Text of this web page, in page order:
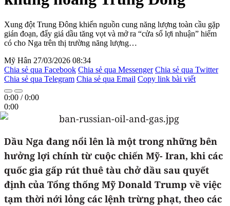
Xung đột Trung Đông khiến nguồn cung năng lượng toàn cầu gặp
gián đoạn, đẩy giá dầu tăng vọt và mở ra “cửa sổ lợi nhuận” hiếm
có cho Nga trên thị trường năng lượng…
Mỹ Hân 27/03/2026 08:34
Chia sẻ qua Facebook Chia sẻ qua Messenger Chia sẻ qua Twitter
Chia sẻ qua Telegram Chia sẻ qua Email Copy link bài viết
0:00 /0:00
0:00
Dầu Nga đang nổi lên là một trong những bên
hưởng lợi chính từ cuộc chiến Mỹ- Iran, khi các
quốc gia gấp rút thuê tàu chở dầu sau quyết
định của Tổng thống Mỹ Donald Trump về việc
tạm thời nới lỏng các lệnh trừng phạt, theo các